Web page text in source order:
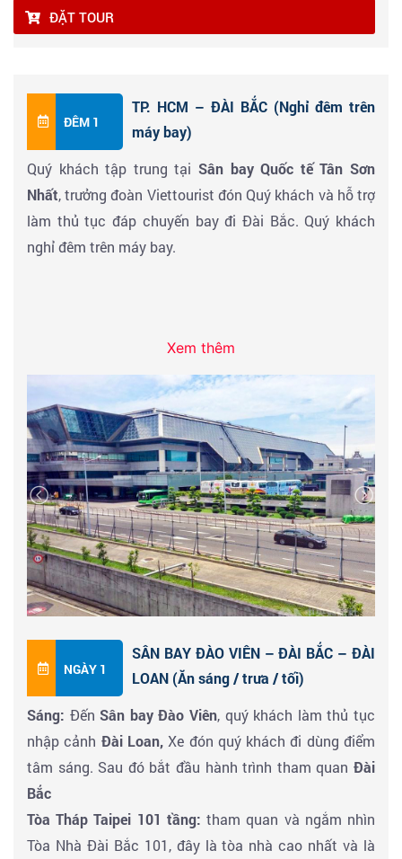
ĐẶT TOUR
ĐÊM 1
TP. HCM – ĐÀI BẮC (Nghỉ đêm trên
máy bay)
Quý khách tập trung tại Sân bay Quốc tế Tân Sơn
Nhất, trưởng đoàn Viettourist đón Quý khách và hỗ trợ
làm thủ tục đáp chuyến bay đi Đài Bắc. Quý khách
nghỉ đêm trên máy bay.
Xem thêm
NGÀY 1
SÂN BAY ĐÀO VIÊN – ĐÀI BẮC – ĐÀI
LOAN (Ăn sáng / trưa / tối)
Sáng: ĐếnSân bay Đào Viên, quý khách làm thủ tục
nhập cảnh Đài Loan, Xe đón quý khách đi dùng điểm
tâm sáng. Sau đó bắt đầu hành trình tham quan Đài
Bắc
Tòa Tháp Taipei 101 tầng:tham quan và ngắm nhìn
Tòa Nhà Đài Bắc 101, đây là tòa nhà cao nhất và là